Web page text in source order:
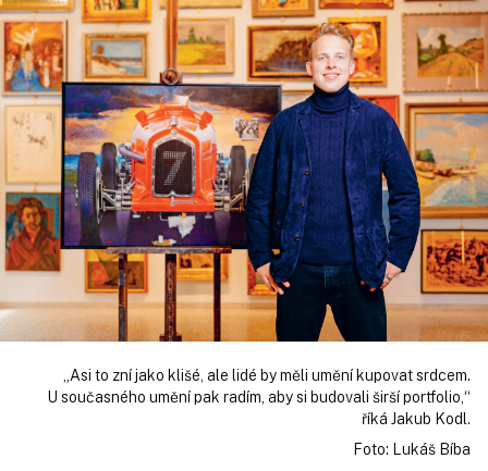
„Asi to zní jako klišé, ale lidé by měli umění kupovat srdcem.
U současného umění pak radím, aby si budovali širší portfolio,“
říká Jakub Kodl.
Foto: Lukáš Bíba